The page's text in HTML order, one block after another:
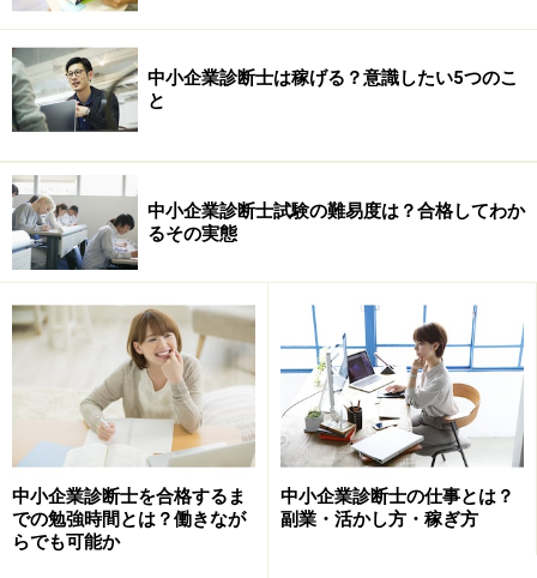
ツール1．受験者が試験終了後に作成した再現答案
ツール2．受験指導校が発表する模範解答
ツール3．自分以外の受験生が作成した答案
中小企業診断士二次試験の過去問は何年分解けばいい
の？
合格するために過去問学習に取り入れたい3
つのツール
私が受験生の時、「ストレート合格をするためには早い
うちから2次試験対策を進めておくことが有効である」
ことを認識し、学習開始翌月から1次対策と並行して過
去問を使った2次対策をスタートしました。同じクラス
中小企業診断士は稼げる？意識したい5つのこ
と
中小企業診断士試験の難易度は？合格してわか
るその実態
中小企業診断士を合格するま
での勉強時間とは？働きなが
らでも可能か
中小企業診断士の仕事とは？
副業・活かし方・稼ぎ方